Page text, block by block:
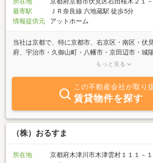
最寄駅
ＪＲ奈良線 六地蔵駅 徒歩5分
情報提供元
アットホーム
当社は京都で、特に京都市、右京区・南区・伏
府、宇治市・久御山町・八幡市・京田辺市・城
貸倉庫、貸店舗、貸土地への企業誘致を事業の
務所、貸土地等をお探しの借主様、企業の皆様
い。必ずお役に立ちます！又、売工場、売倉庫
所、売土地も宜しくお願い致します。
もっと見る
この不動産会社が取り
賃貸物件を探す
（株）おるすま
所在地
京都府木津川市木津雲村１１１－